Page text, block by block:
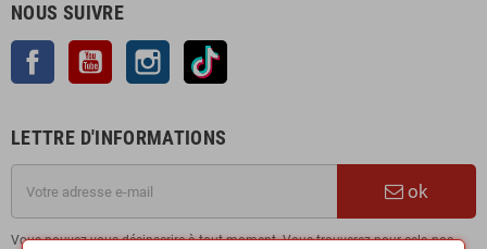
NOUS SUIVRE
Facebook YouTube Instagram
LETTRE D'INFORMATIONS
ok
Vous pouvez vous désinscrire à tout moment. Vous trouverez pour cela nos